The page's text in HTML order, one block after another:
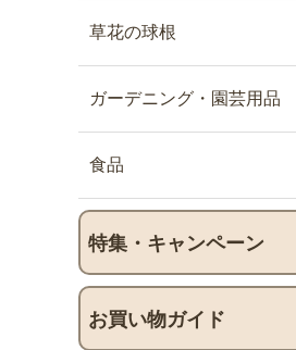
草花の球根
ガーデニング・園芸用品
食品
特集・キャンペーン
お買い物ガイド